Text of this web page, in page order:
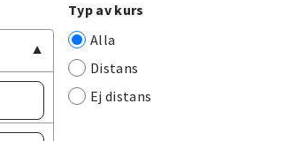
Typ av kurs
Alla
Distans
Ej distans